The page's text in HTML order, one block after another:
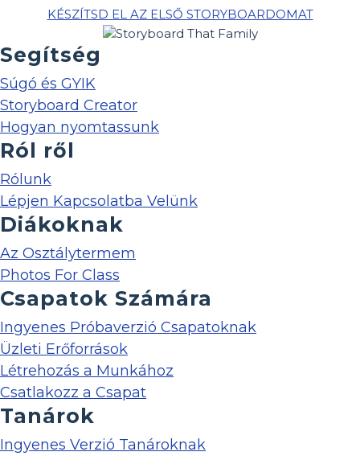
KÉSZÍTSD EL AZ ELSŐ STORYBOARDOMAT
Segítség
Súgó és GYIK
Storyboard Creator
Hogyan nyomtassunk
Ról ről
Rólunk
Lépjen Kapcsolatba Velünk
Diákoknak
Az Osztálytermem
Photos For Class
Csapatok Számára
Ingyenes Próbaverzió Csapatoknak
Üzleti Erőforrások
Létrehozás a Munkához
Csatlakozz a Csapat
Tanárok
Ingyenes Verzió Tanároknak